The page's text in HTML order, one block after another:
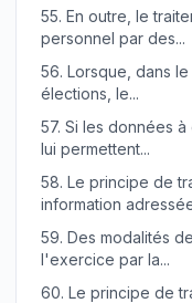
55. En outre, le
personnel par des...
56. Lorsque, dans
élections, le...
57. Si les données
lui permettent...
58. Le principe de
information
59. Des modalités
l'exercice par la...
60. Le principe de